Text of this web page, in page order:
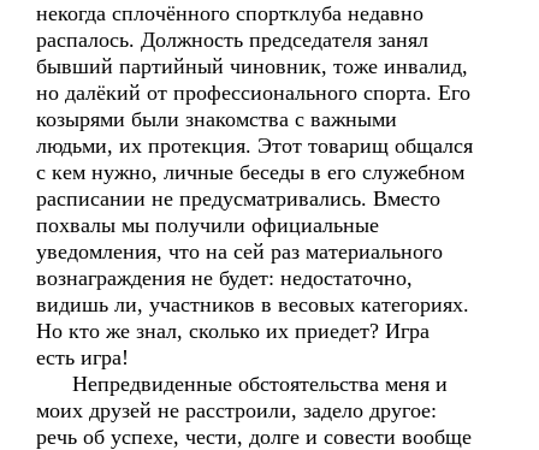
некогда сплочённого спортклуба недавно
распалось. Должность председателя занял
бывший партийный чиновник, тоже инвалид,
но далёкий от профессионального спорта. Его
козырями были знакомства с важными
людьми, их протекция. Этот товарищ общался
с кем нужно, личные беседы в его служебном
расписании не предусматривались. Вместо
похвалы мы получили официальные
уведомления, что на сей раз материального
вознаграждения не будет: недостаточно,
видишь ли, участников в весовых категориях.
Но кто же знал, сколько их приедет? Игра
есть игра!
Непредвиденные обстоятельства меня и
моих друзей не расстроили, задело другое:
речь об успехе, чести, долге и совести вообще